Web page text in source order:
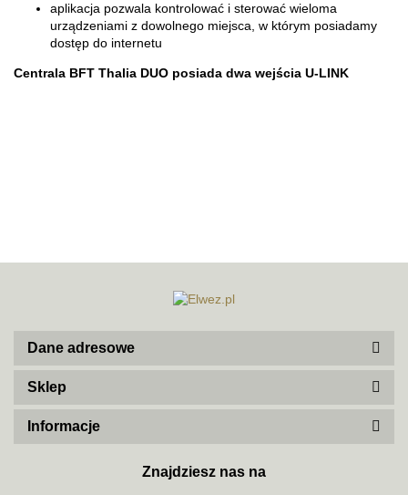
aplikacja pozwala kontrolować i sterować wieloma
urządzeniami z dowolnego miejsca, w którym posiadamy
dostęp do internetu
Centrala BFT Thalia DUO posiada dwa wejścia U-LINK
ACO
Dane adresowe
Sklep
Informacje
Znajdziesz nas na